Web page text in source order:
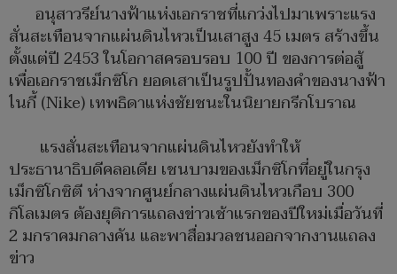
อนุสาวรีย์นางฟ้าแห่งเอกราชที่แกว่งไปมาเพราะแรง
สั่นสะเทือนจากแผ่นดินไหวเป็นเสาสูง 45 เมตร สร้างขึ้น
ตั้งแต่ปี 2453 ในโอกาสครอบรอบ 100 ปี ของการต่อสู้
เพื่อเอกราชเม็กซิโก ยอดเสาเป็นรูปปั้นทองคำของนางฟ้า
ไนกี้ (Nike) เทพธิดาแห่งชัยชนะในนิยายกรีกโบราณ
แรงสั่นสะเทือนจากแผ่นดินไหวยังทำให้
ประธานาธิบดีคลอเดีย เชนบามของเม็กซิโกที่อยู่ในกรุง
เม็กซิโกซิตี ห่างจากศูนย์กลางแผ่นดินไหวเกือบ 300
กิโลเมตร ต้องยุติการแถลงข่าวเช้าแรกของปีใหม่เมื่อวันที่
2 มกราคมกลางคัน และพาสื่อมวลชนออกจากงานแถลง
ข่าว